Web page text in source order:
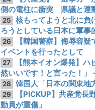
側の電柱に衝突 県議と
25
核もってようと北に
ろうとしている日本に軍事
26
【韓国警察】侮辱容
イベントを行ったとして
27
【熊本イオン爆発】
然いいです！と言った！」
28 韓国人「日本の関東地
29
【PICKUP】共産党
動員が重傷」